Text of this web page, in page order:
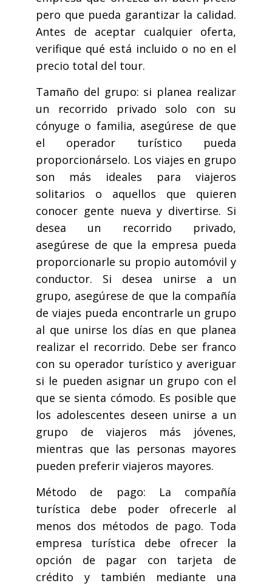
pero que pueda garantizar la calidad.
Antes de aceptar cualquier oferta,
verifique qué está incluido o no en el
precio total del tour.
Tamaño del grupo: si planea realizar
un recorrido privado solo con su
cónyuge o familia, asegúrese de que
el operador turístico pueda
proporcionárselo. Los viajes en grupo
son más ideales para viajeros
solitarios o aquellos que quieren
conocer gente nueva y divertirse. Si
desea un recorrido privado,
asegúrese de que la empresa pueda
proporcionarle su propio automóvil y
conductor. Si desea unirse a un
grupo, asegúrese de que la compañía
de viajes pueda encontrarle un grupo
al que unirse los días en que planea
realizar el recorrido. Debe ser franco
con su operador turístico y averiguar
si le pueden asignar un grupo con el
que se sienta cómodo. Es posible que
los adolescentes deseen unirse a un
grupo de viajeros más jóvenes,
mientras que las personas mayores
pueden preferir viajeros mayores.
Método de pago: La compañía
turística debe poder ofrecerle al
menos dos métodos de pago. Toda
empresa turística debe ofrecer la
opción de pagar con tarjeta de
crédito y también mediante una